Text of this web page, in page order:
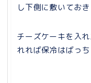
し下側に敷いておき
チーズケーキを入
れれば保冷はばっち